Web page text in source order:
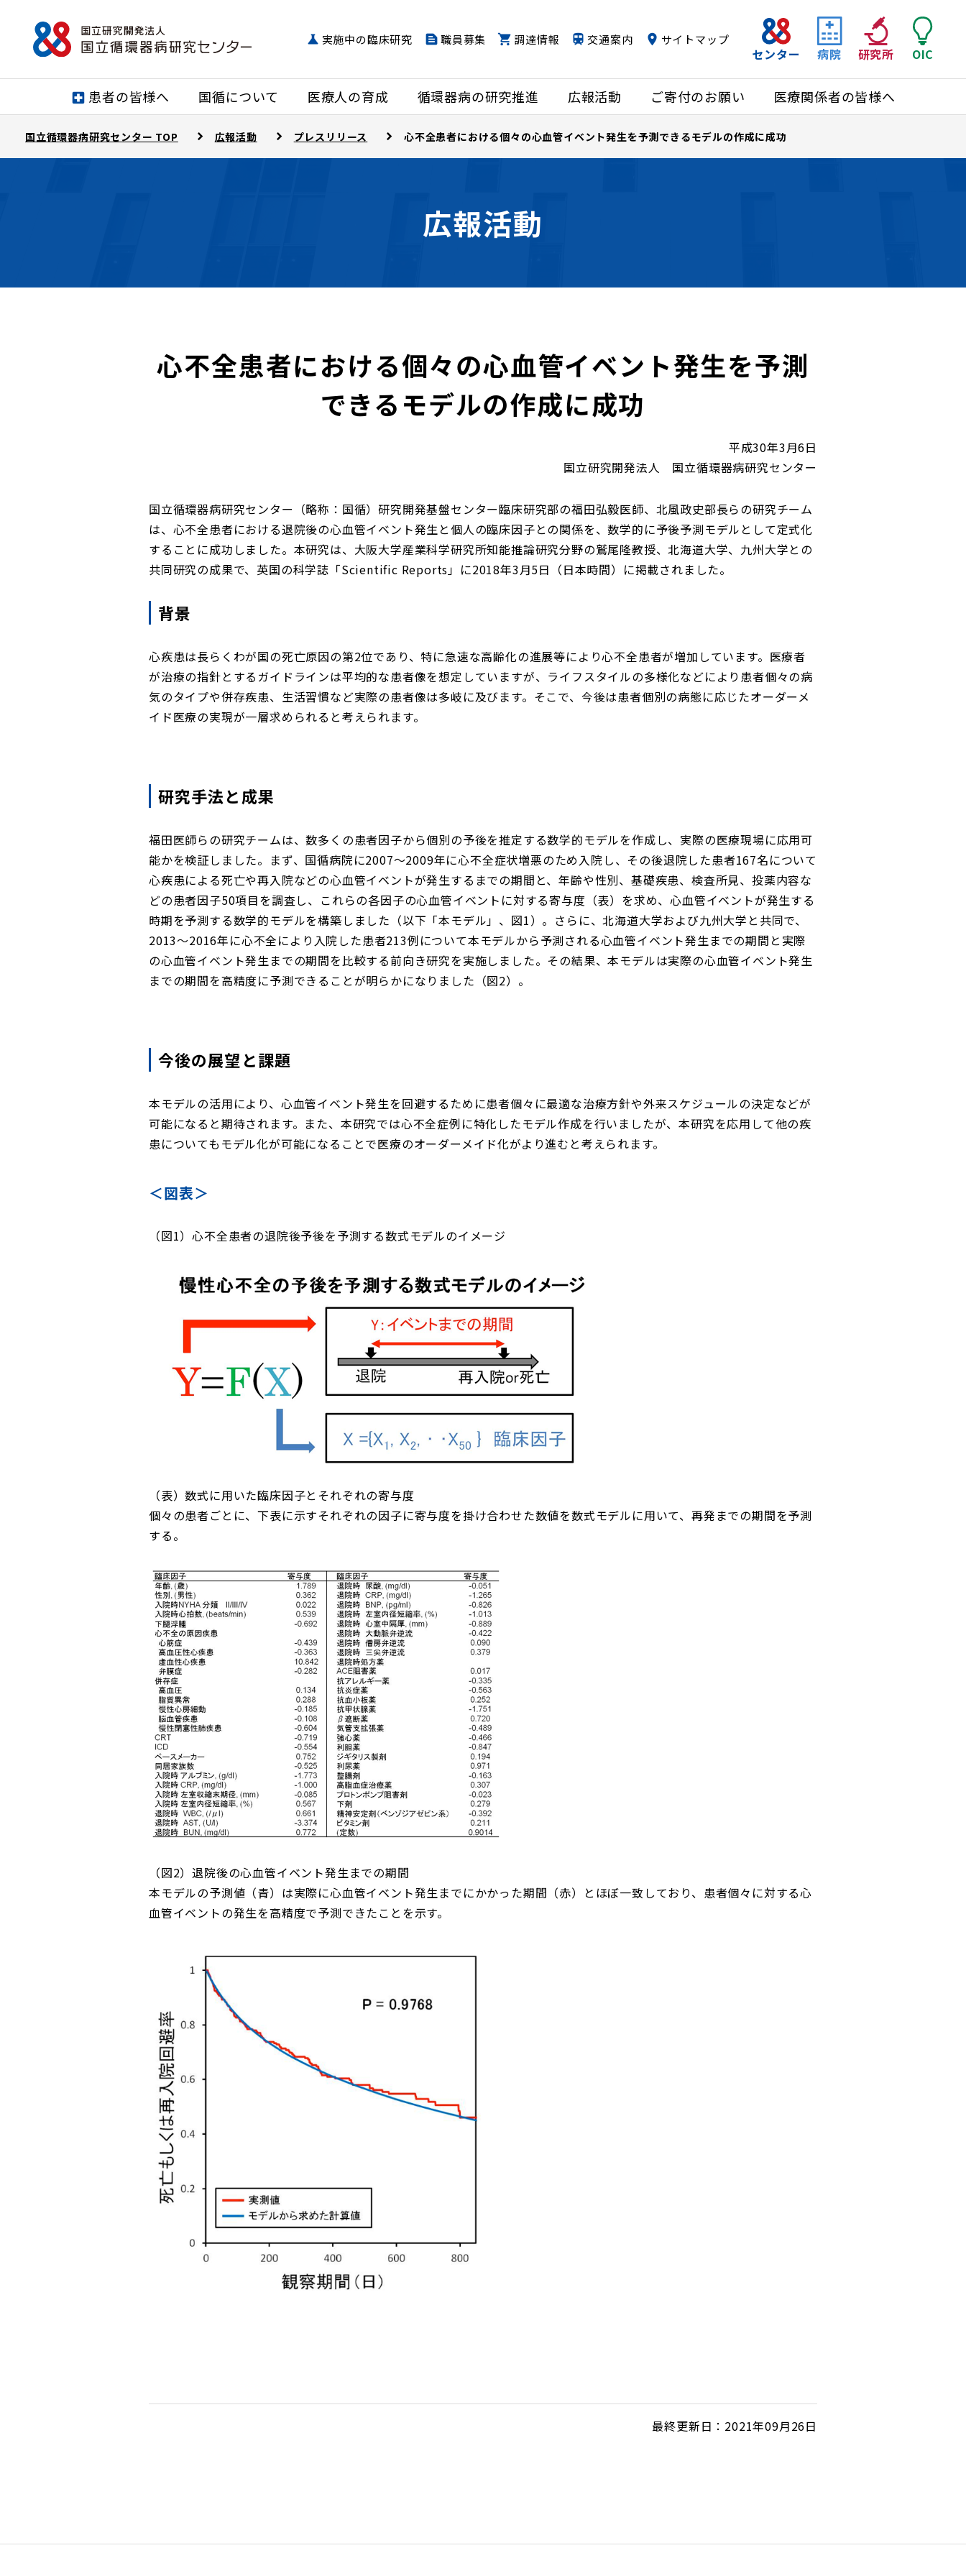
患者の皆様へ 国循について 医療人の育成 循環器病の研究推進 広報活動 ご寄付のお願い 医療関係者の皆様へ
センター 病院 研究所 OIC
実施中の臨床研究 職員募集 調達情報 交通案内 サイトマップ
国立循環器病研究センター TOP 広報活動 プレスリリース 心不全患者における個々の心血管イベント発生を予測できるモデルの作成に成功
広報活動
心不全患者における個々の心血管イベント発生を予測
できるモデルの作成に成功
平成30年3月6日
国立研究開発法人 国立循環器病研究センター
国立循環器病研究センター（略称：国循）研究開発基盤センター臨床研究部の福田弘毅医師、北風政史部長らの研究チーム
は、心不全患者における退院後の心血管イベント発生と個人の臨床因子との関係を、数学的に予後予測モデルとして定式化
することに成功しました。本研究は、大阪大学産業科学研究所知能推論研究分野の鷲尾隆教授、北海道大学、九州大学との
共同研究の成果で、英国の科学誌「Scientific Reports」に2018年3月5日（日本時間）に掲載されました。
背景
心疾患は長らくわが国の死亡原因の第2位であり、特に急速な高齢化の進展等により心不全患者が増加しています。医療者
が治療の指針とするガイドラインは平均的な患者像を想定していますが、ライフスタイルの多様化などにより患者個々の病
気のタイプや併存疾患、生活習慣など実際の患者像は多岐に及びます。そこで、今後は患者個別の病態に応じたオーダーメ
イド医療の実現が一層求められると考えられます。
研究手法と成果
福田医師らの研究チームは、数多くの患者因子から個別の予後を推定する数学的モデルを作成し、実際の医療現場に応用可
能かを検証しました。まず、国循病院に2007～2009年に心不全症状増悪のため入院し、その後退院した患者167名について
心疾患による死亡や再入院などの心血管イベントが発生するまでの期間と、年齢や性別、基礎疾患、検査所見、投薬内容な
どの患者因子50項目を調査し、これらの各因子の心血管イベントに対する寄与度（表）を求め、心血管イベントが発生する
時期を予測する数学的モデルを構築しました（以下「本モデル」、図1）。さらに、北海道大学および九州大学と共同で、
2013～2016年に心不全により入院した患者213例について本モデルから予測される心血管イベント発生までの期間と実際
の心血管イベント発生までの期間を比較する前向き研究を実施しました。その結果、本モデルは実際の心血管イベント発生
までの期間を高精度に予測できることが明らかになりました（図2）。
今後の展望と課題
本モデルの活用により、心血管イベント発生を回避するために患者個々に最適な治療方針や外来スケジュールの決定などが
可能になると期待されます。また、本研究では心不全症例に特化したモデル作成を行いましたが、本研究を応用して他の疾
患についてもモデル化が可能になることで医療のオーダーメイド化がより進むと考えられます。
＜図表＞
（図1）心不全患者の退院後予後を予測する数式モデルのイメージ
（表）数式に用いた臨床因子とそれぞれの寄与度
個々の患者ごとに、下表に示すそれぞれの因子に寄与度を掛け合わせた数値を数式モデルに用いて、再発までの期間を予測
する。
（図2）退院後の心血管イベント発生までの期間
本モデルの予測値（青）は実際に心血管イベント発生までにかかった期間（赤）とほぼ一致しており、患者個々に対する心
血管イベントの発生を高精度で予測できたことを示す。
最終更新日：2021年09月26日